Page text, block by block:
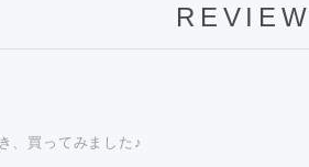
REVIEW
、買ってみました♪